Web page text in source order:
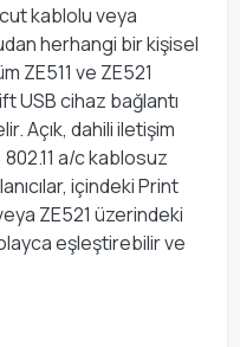
kablolu veya
herhangi bir kişisel
ZE511 ve ZE521
USB cihaz bağlantı
Açık, dahili iletişim
a/c kablosuz
içindeki Print
ZE521 üzerindeki
eşleştirebilir ve